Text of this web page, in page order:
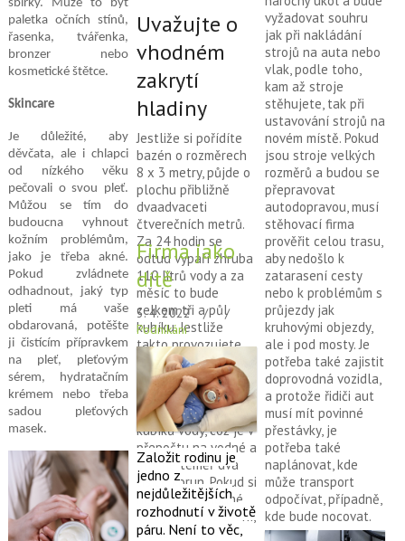
Uvažujte o
vhodném
zakrytí
hladiny
Jestliže si pořídíte
bazén o rozměrech
8 x 3 metry, půjde o
plochu přibližně
dvaadvaceti
čtverečních metrů.
Za 24 hodin se
odtud vypaří zhruba
110 litrů vody a za
měsíc to bude
celkem tři a půl
kubíku. Jestliže
takto provozujete
bazén pět měsíců
od května do září, za
tu dobu se z nádrže
vytratí více než 17
kubíků vody, což je v
přepočtu na vodné a
stočné téměř dva
tisíce korun. Pokud si
nepořídíte vhodné
zakrytí či zastřešení,
doslova každý rok
sbírky. Může to být
paletka očních stínů,
řasenka, tvářenka,
bronzer nebo
kosmetické štětce.
Skincare
Je důležité, aby
děvčata, ale i chlapci
od nízkého věku
pečovali o svou pleť.
Můžou se tím do
budoucna vyhnout
kožním problémům,
jako je třeba akné.
Pokud zvládnete
odhadnout, jaký typ
pleti má vaše
obdarovaná, potěšte
ji čistícím přípravkem
na pleť, pleťovým
sérem, hydratačním
krémem nebo třeba
sadou pleťových
masek.
vyžadovat souhru
jak při nakládání
strojů na auta nebo
vlak, podle toho,
kam až stroje
stěhujete, tak při
ustavování strojů na
novém místě. Pokud
jsou stroje velkých
rozměrů a budou se
přepravovat
autodopravou, musí
stěhovací firma
prověřit celou trasu,
aby nedošlo k
zatarasení cesty
nebo k problémům s
průjezdy jak
kruhovými objezdy,
ale i pod mosty. Je
potřeba také zajistit
doprovodná vozidla,
a protože řidiči aut
musí mít povinné
přestávky, je
potřeba také
naplánovat, kde
může transport
odpočívat, případně,
kde bude nocovat.
Firma jako
dítě
3. 4. 2022
Podnikání
Založit rodinu je
jedno z
nejdůležitějších
rozhodnutí v životě
páru. Není to věc,